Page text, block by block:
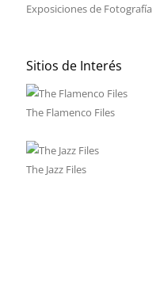
Exposiciones de Fotografía
Sitios de Interés
The Flamenco Files
The Jazz Files